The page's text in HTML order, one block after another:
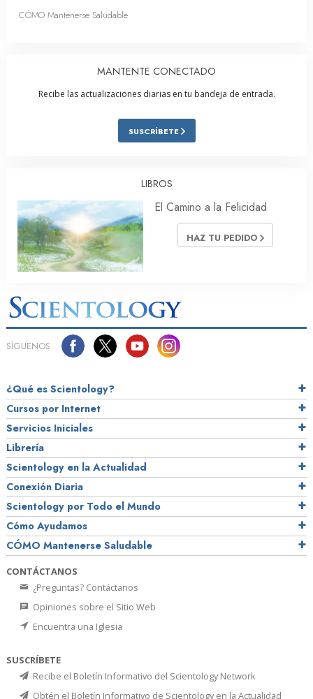
CÓMO Mantenerse Saludable
MANTENTE CONECTADO
Recibe las actualizaciones diarias en tu bandeja de entrada.
SUSCRÍBETE
LIBROS
El Camino a la Felicidad
HAZ TU PEDIDO
SÍGUENOS
¿Qué es Scientology?
Cursos por Internet
Servicios Iniciales
Librería
Scientology en la Actualidad
Conexión Diaria
Scientology por Todo el Mundo
Cómo Ayudamos
CÓMO Mantenerse Saludable
CONTÁCTANOS
¿Preguntas? Contáctanos
Opiniones sobre el Sitio Web
Encuentra una Iglesia
SUSCRÍBETE
Recibe el Boletín Informativo del Scientology Network
Obtén el Boletín Informativo de Scientology en la Actualidad